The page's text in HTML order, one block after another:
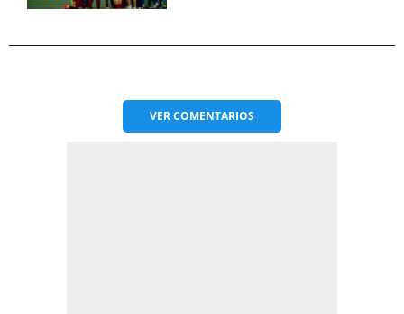
VERCOMENTARIOS